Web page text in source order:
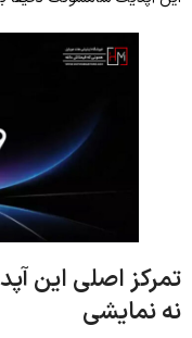
تمرکز اصلی این
نه نمایشی